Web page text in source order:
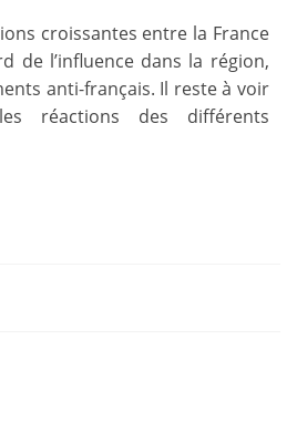
croissantes entre la France
de l’influence dans la région,
anti-français. Il reste à voir
réactions des différents